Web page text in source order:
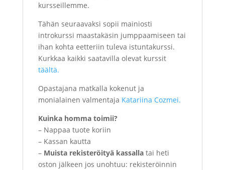
kursseillemme.
Tähän seuraavaksi sopii mainiosti
introkurssi maastakäsin jumppaamiseen tai
ihan kohta eetteriin tuleva istuntakurssi.
Kurkkaa kaikki saatavilla olevat kurssit
täältä.
Opastajana matkalla kokenut ja
monialainen valmentaja Katariina Cozmei.
Kuinka homma toimii?
– Nappaa tuote koriin
– Kassan kautta
– Muista rekisteröityä kassallatai heti
oston jälkeen jos unohtuu: rekisteröinnin